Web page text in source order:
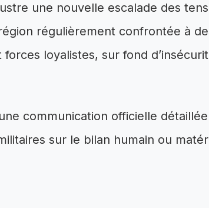
une nouvelle escalade des
régulièrement confrontée à
loyalistes, sur fond
communication officielle
sur le bilan humain ou